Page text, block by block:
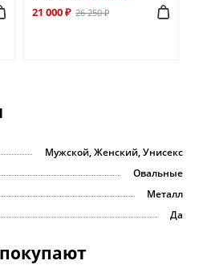
21 000 ₽ 26 250 ₽
Мужской, Женский, Унисекс
Овальные
Металл
Да